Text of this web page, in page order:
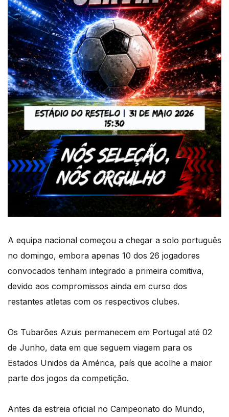
A equipa nacional começou a chegar a solo português
no domingo, embora apenas 10 dos 26 jogadores
convocados tenham integrado a primeira comitiva,
devido aos compromissos ainda em curso dos
restantes atletas com os respectivos clubes.
Os Tubarões Azuis permanecem em Portugal até 02
de Junho, data em que seguem viagem para os
Estados Unidos da América, país que acolhe a maior
parte dos jogos da competição.
Antes da estreia oficial no Campeonato do Mundo,